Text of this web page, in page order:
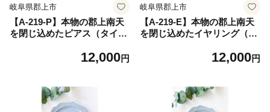
岐阜県郡上市
【A-219-P】本物の郡上南天
を閉じ込めたピアス（タイプ
レディースジュエリー アクセ
12,000円
岐阜県郡上市
【A-219-E】本物の郡上南天
を閉じ込めたイヤリング（タ
12,000円